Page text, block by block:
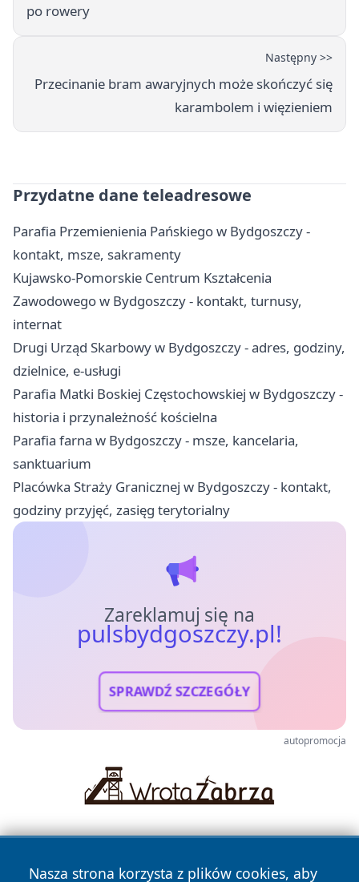
po rowery
Następny >>
Przecinanie bram awaryjnych może skończyć się
karambolem i więzieniem
Przydatne dane teleadresowe
Parafia Przemienienia Pańskiego w Bydgoszczy -
kontakt, msze, sakramenty
Kujawsko-Pomorskie Centrum Kształcenia
Zawodowego w Bydgoszczy - kontakt, turnusy,
internat
Drugi Urząd Skarbowy w Bydgoszczy - adres, godziny,
dzielnice, e-usługi
Parafia Matki Boskiej Częstochowskiej w Bydgoszczy -
historia i przynależność kościelna
Parafia farna w Bydgoszczy - msze, kancelaria,
sanktuarium
Placówka Straży Granicznej w Bydgoszczy - kontakt,
godziny przyjęć, zasięg terytorialny
Zareklamuj się na
pulsbydgoszczy.pl!
SPRAWDŹ SZCZEGÓŁY
autopromocja
Nasza strona korzysta z plików cookies, aby